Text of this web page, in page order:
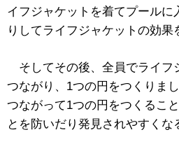
イフジャケットを着てプールに
りしてライフジャケットの効果
そしてその後、全員でライフ
つながり、1つの円をつくりま
つながって1つの円をつくるこ
とを防いだり発見されやすくな